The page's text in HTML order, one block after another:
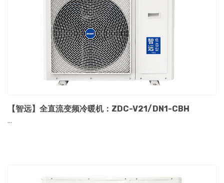
【智远】全直流变频冷暖机：ZDC-V21/DN1-CBH
...